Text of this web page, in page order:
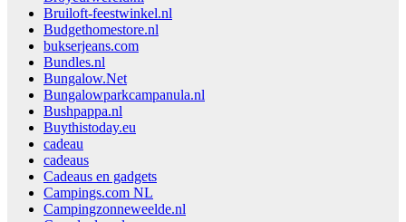
Bruiloft-feestwinkel.nl
Budgethomestore.nl
bukserjeans.com
Bundles.nl
Bungalow.Net
Bungalowparkcampanula.nl
Bushpappa.nl
Buythistoday.eu
cadeau
cadeaus
Cadeaus en gadgets
Campings.com NL
Campingzonneweelde.nl